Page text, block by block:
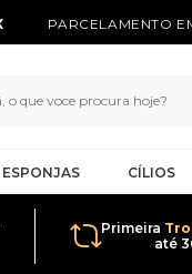
PARCELAMENTO
ESPONJAS CÍLIOS
Primeira
até